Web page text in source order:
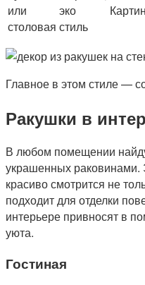
или
столовая
эко
стиль
Главное в этом стиле —
Ракушки в
В любом помещении
украшенных
красиво смотрится не
подходит для отделки
интерьере привносят в
уюта.
Гостиная